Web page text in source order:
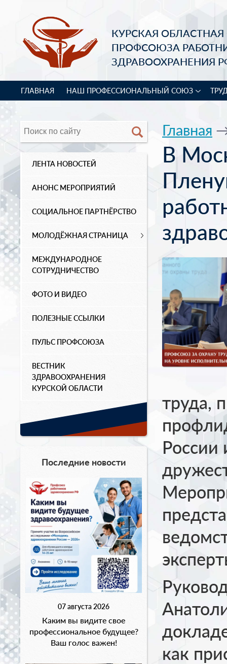
КУРСКАЯ
ПРОФСОЮЗА
ЗДРАВООХРАНЕНИЯ
ГЛАВНАЯ НАШ ПРОФЕССИОНАЛЬНЫЙ СОЮЗ
ЛЕНТА НОВОСТЕЙ
АНОНС МЕРОПРИЯТИЙ
СОЦИАЛЬНОЕ ПАРТНЁРСТВО
МОЛОДЁЖНАЯ СТРАНИЦА
МЕЖДУНАРОДНОЕ
СОТРУДНИЧЕСТВО
ФОТО И ВИДЕО
ПОЛЕЗНЫЕ ССЫЛКИ
ПУЛЬС ПРОФСОЮЗА
ВЕСТНИК
ЗДРАВООХРАНЕНИЯ
КУРСКОЙ ОБЛАСТИ
Последние новости
07 августа 2026
Каким вы видите свое
профессиональное будущее?
Ваш голос важен!
Главная
В
труда,
России
как